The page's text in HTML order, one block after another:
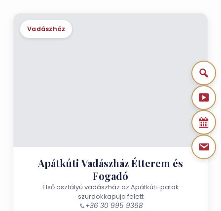
Vadászház
Apátkúti Vadászház Étterem és
Fogadó
Első osztályú vadászház az Apátkúti-patak
szurdokkapuja felett
📞+36 30 995 9368